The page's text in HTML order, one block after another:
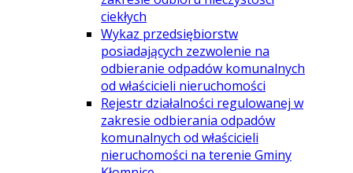
ciekłych
Wykaz przedsiębiorstw
posiadających zezwolenie na
odbieranie odpadów komunalnych
od właścicieli nieruchomości
Rejestr działalności regulowanej w
zakresie odbierania odpadów
komunalnych od właścicieli
nieruchomości na terenie Gminy